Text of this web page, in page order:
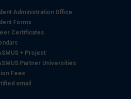
Administration Office
Forms
Certificates
+ Project
Partner Universities
Fees
email